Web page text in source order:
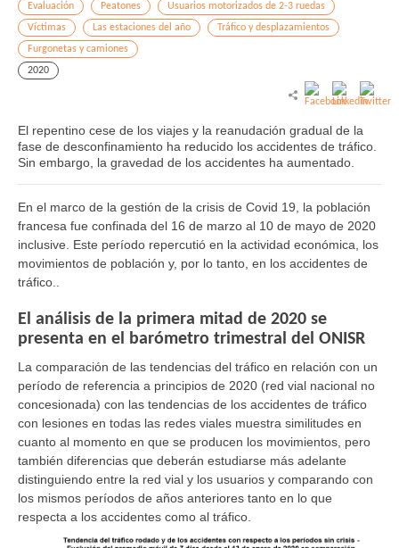
Evaluación Peatones
Usuarios motorizados de 2-3 ruedas
Víctimas
Las estaciones del año
Tráfico y desplazamientos
Furgonetas y camiones
2020
El repentino cese de los viajes y la reanudación gradual de la
fase de desconfinamiento ha reducido los accidentes de tráfico.
Sin embargo, la gravedad de los accidentes ha aumentado.
En el marco de la gestión de la crisis de Covid 19, la población
francesa fue confinada del 16 de marzo al 10 de mayo de 2020
inclusive. Este período repercutió en la actividad económica, los
movimientos de población y, por lo tanto, en los accidentes de
tráfico..
El análisis de la primera mitad de 2020 se
presenta en el barómetro trimestral del ONISR
La comparación de las tendencias del tráfico en relación con un
período de referencia a principios de 2020 (red vial nacional no
concesionada) con las tendencias de los accidentes de tráfico
con lesiones en todas las redes viales muestra similitudes en
cuanto al momento en que se producen los movimientos, pero
también diferencias que deberán estudiarse más adelante
distinguiendo entre la red vial y los usuarios y comparando con
los mismos períodos de años anteriores tanto en lo que
respecta a los accidentes como al tráfico.